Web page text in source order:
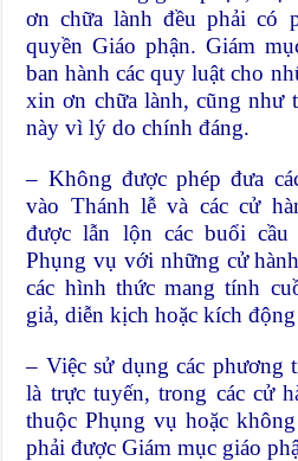
ơn chữa lành đều phải có
quyền Giáo phận. Giám
ban hành các quy luật cho
xin ơn chữa lành, cũng như
này vì lý do chính đáng.
– Không được phép đưa
vào Thánh lễ và các cử
được lẫn lộn các buổi cầu
Phụng vụ với những cử
các hình thức mang tính
giả, diễn kịch hoặc kích
– Việc sử dụng các phương
là trực tuyến, trong các cử
thuộc Phụng vụ hoặc
phải được Giám mục giáo